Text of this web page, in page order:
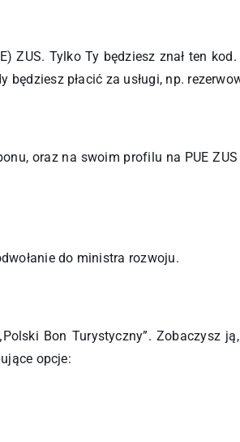
Tylko Ty będziesz znał ten
będziesz płacić za usługi, np.
oraz na swoim profilu na PUE ZUS
do ministra rozwoju.
Bon Turystyczny”. Zobaczysz
opcje: